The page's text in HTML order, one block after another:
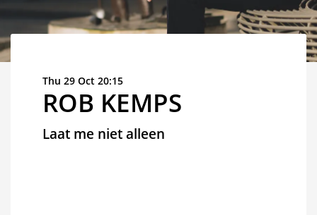
ROB KEMPS
Laat me niet alleen
Thu 29 Oct 20:15